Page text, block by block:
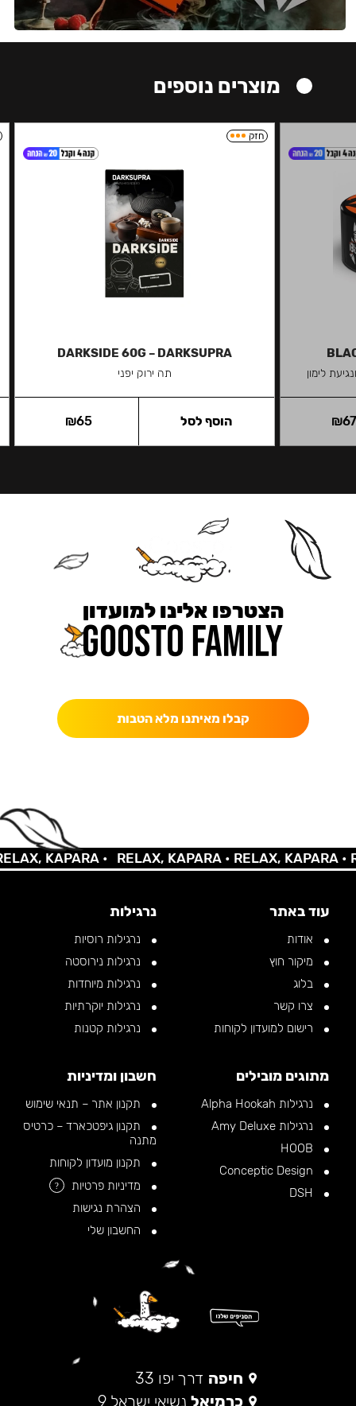
מוצרים נוספים
לימון
₪
חזק
DARKSIDE 60G – DARKSUPRA
תה ירוק יפני
₪65 הוסף לסל
הצטרפו אלינו למועדון
קבלו מאיתנו מלא הטבות
KAPARA • RELAX, KAPARA •RELAX, KAPARA •
עוד באתר
אודות
מיקור חוץ
בלוג
צרו קשר
רישום למועדון לקוחות
נרגילות
נרגילות רוסיות
נרגילות נירוסטה
נרגילות מיוחדות
נרגילות יוקרתיות
נרגילות קטנות
מתוגים מובילים
נרגילות Alpha Hookah
נרגילות Amy Deluxe
חשבון ומדיניות
תקנון אתר – תנאי שימוש
תקנון גיפטכארד – כרטיס
מתנה
תקנון מועדון לקוחות
מדיניות פרטיות
?
הצהרת נגישות
החשבון שלי
חיפה דרך יפו 33
כרמיאל נשיאי ישראל 9